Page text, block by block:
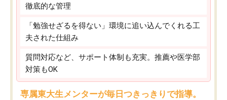
徹底的な管理
「勉強せざるを得ない」環境に追い込んでくれる工
夫された仕組み
質問対応など、サポート体制も充実。推薦や医学部
対策もOK
専属東大生メンターが毎日つきっきりで指導。